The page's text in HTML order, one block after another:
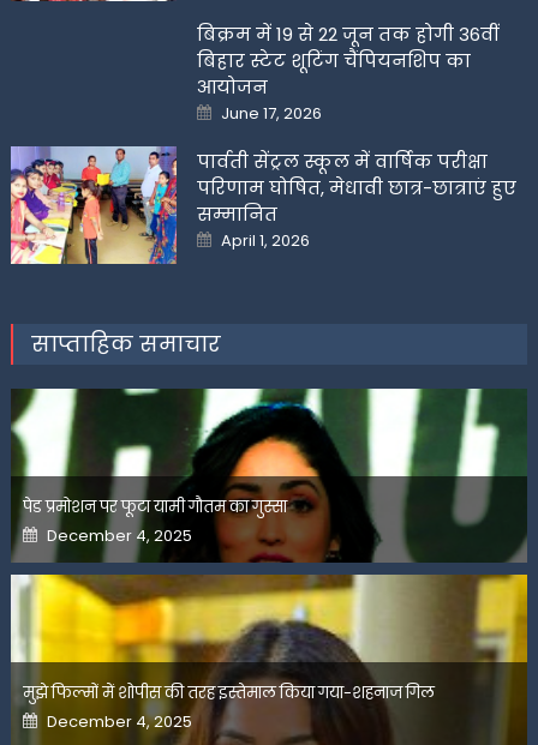
बिक्रम में 19 से 22 जून तक होगी 36वीं
बिहार स्टेट शूटिंग चैंपियनशिप का
आयोजन
Posted
on
June 17, 2026
पार्वती सेंट्रल स्कूल में वार्षिक परीक्षा
परिणाम घोषित, मेधावी छात्र-छात्राएं हुए
सम्मानित
Posted
on
April 1, 2026
साप्ताहिक समाचार
पेड प्रमोशन पर फूटा यामी गौतम का गुस्सा
Posted
on
December 4, 2025
मुझे फिल्मों में शोपीस की तरह इस्तेमाल किया गया-शहनाज गिल
Posted
on
December 4, 2025